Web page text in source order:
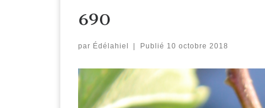
690
par Édélahiel Publié 10 octobre 2018